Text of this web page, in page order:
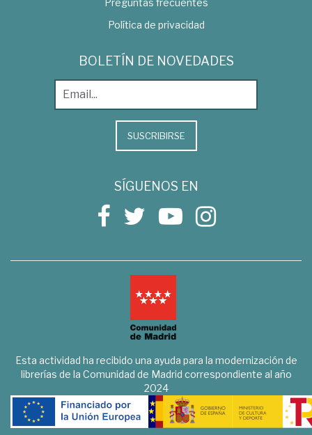
Política de privacidad
BOLETÍN DE NOVEDADES
SUSCRIBIRSE
SÍGUENOS EN
Esta actividad ha recibido una ayuda para la modernización de
librerías de la Comunidad de Madrid correspondiente al año
2024